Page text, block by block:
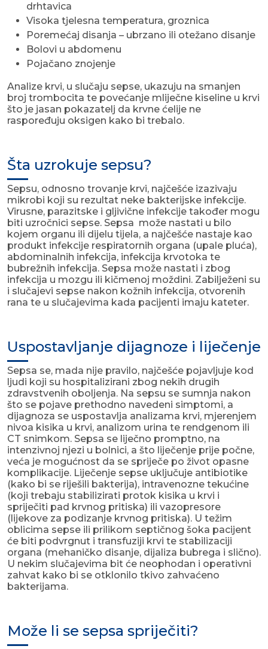
drhtavica
Visoka tjelesna temperatura, groznica
Poremećaj disanja – ubrzano ili otežano disanje
Bolovi u abdomenu
Pojačano znojenje
Analize krvi, u slučaju sepse, ukazuju na smanjen
broj trombocita te povećanje mliječne kiseline u krvi
što je jasan pokazatelj da krvne ćelije ne
raspoređuju oksigen kako bi trebalo.
Šta uzrokuje sepsu?
Sepsu, odnosno trovanje krvi, najčešće izazivaju
mikrobi koji su rezultat neke bakterijske infekcije.
Virusne, parazitske i gljivične infekcije također mogu
biti uzročnici sepse. Sepsa može nastati u bilo
kojem organu ili dijelu tijela, a najčešće nastaje kao
produkt infekcije respiratornih organa (upale pluća),
abdominalnih infekcija, infekcija krvotoka te
bubrežnih infekcija. Sepsa može nastati i zbog
infekcija u mozgu ili kičmenoj moždini. Zabilježeni su
i slučajevi sepse nakon kožnih infekcija, otvorenih
rana te u slučajevima kada pacijenti imaju kateter.
Uspostavljanje dijagnoze i liječenje
Sepsa se, mada nije pravilo, najčešće pojavljuje kod
ljudi koji su hospitalizirani zbog nekih drugih
zdravstvenih oboljenja. Na sepsu se sumnja nakon
što se pojave prethodno navedeni simptomi, a
dijagnoza se uspostavlja analizama krvi, mjerenjem
nivoa kisika u krvi, analizom urina te rendgenom ili
CT snimkom. Sepsa se liječno promptno, na
intenzivnoj njezi u bolnici, a što liječenje prije počne,
veća je mogućnost da se spriječe po život opasne
komplikacije. Liječenje sepse uključuje antibiotike
(kako bi se riješili bakterija), intravenozne tekućine
(koji trebaju stabilizirati protok kisika u krvi i
spriječiti pad krvnog pritiska) ili vazopresore
(lijekove za podizanje krvnog pritiska). U težim
oblicima sepse ili prilikom septičnog šoka pacijent
će biti podvrgnut i transfuziji krvi te stabilizaciji
organa (mehaničko disanje, dijaliza bubrega i slično).
U nekim slučajevima bit će neophodan i operativni
zahvat kako bi se otklonilo tkivo zahvaćeno
bakterijama.
Može li se sepsa spriječiti?